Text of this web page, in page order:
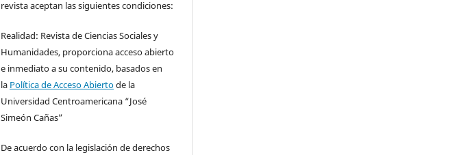
revista aceptan las siguientes condiciones:
Realidad: Revista de Ciencias Sociales y
Humanidades, proporciona acceso abierto
e inmediato a su contenido, basados en
la Política de Acceso Abiertode la
Universidad Centroamericana “José
Simeón Cañas”
De acuerdo con la legislación de derechos